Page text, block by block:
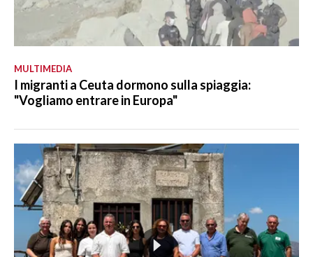
MULTIMEDIA
I migranti a Ceuta dormono sulla spiaggia:
"Vogliamo entrare in Europa"